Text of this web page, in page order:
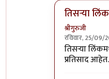
तिसऱ्या
श्रीगुरुजी
रविवार, 25/09/
In reply to
तिसऱ्या
प्रतिसाद आहेत.